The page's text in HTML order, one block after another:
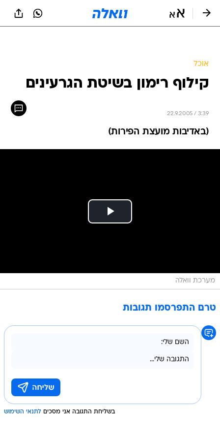
אוכל
קילוף רימון בשיטת הגרעינים
22.9.2005 / 3:39
(באדיבות מועצת הפירות)
מערכת וואלה
טרם התפרסמו תגובות
בשליחת התגובה אני מסכים לתנאי השימוש